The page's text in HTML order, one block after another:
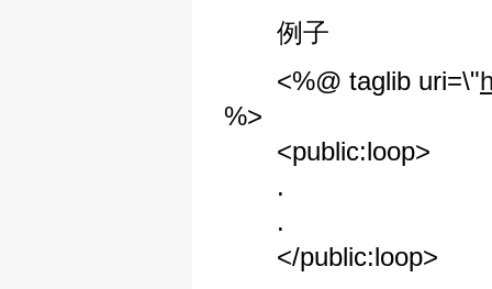
例子
<%@ taglib uri=\"
%>
<public:loop>
.
.
</public:loop>